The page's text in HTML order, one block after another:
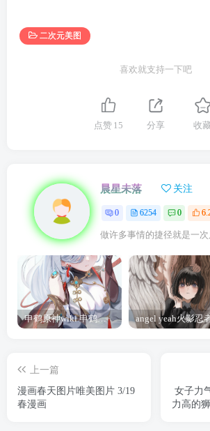
二次元美图
喜欢就支持一下吧
点赞 15 分享 收
晨星未落 关注
0 6254 0
做许多事情的捷径就是一
申鹤原神wiki 申鹤诞辰祭
上一篇
漫画春天图片唯美图片 3/19
春漫画
女子力
力高的